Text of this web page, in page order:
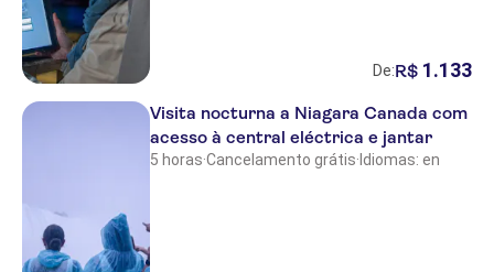
De:R$ 1.133
Visita nocturna a Niagara Canada com
acesso à central eléctrica e jantar
5 horas·Cancelamento grátis· Idiomas: en